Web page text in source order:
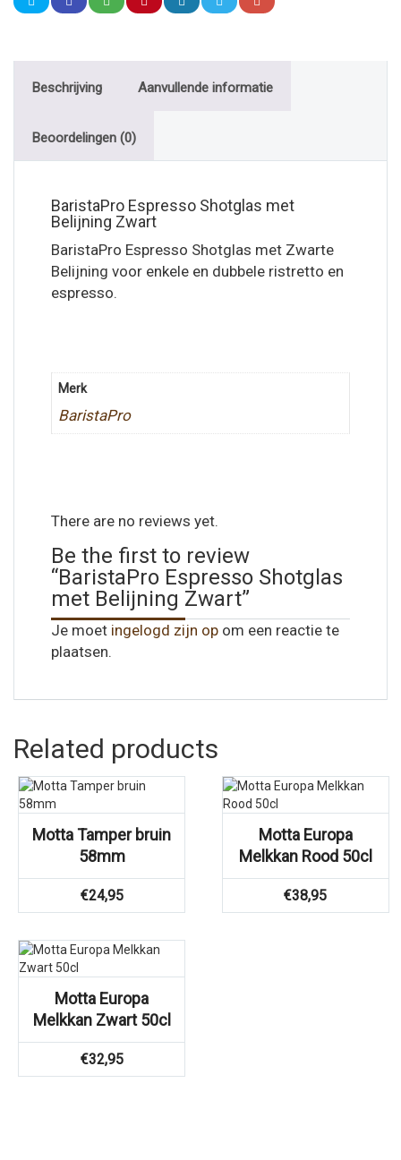
Beschrijving Aanvullende informatie
Beoordelingen (0)
BaristaPro Espresso Shotglas met
Belijning Zwart
BaristaPro Espresso Shotglas met Zwarte
Belijning voor enkele en dubbele ristretto en
espresso.
Merk
BaristaPro
There are no reviews yet.
Be the first to review
“BaristaPro Espresso Shotglas
met Belijning Zwart”
Je moet ingelogd zijn op om een reactie te
plaatsen.
Related products
Motta Tamper bruin
58mm
€24,95
Motta Europa
Melkkan Rood 50cl
€38,95
Motta Europa
Melkkan Zwart 50cl
€32,95